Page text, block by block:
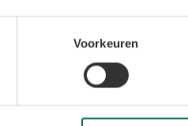
Voorkeuren